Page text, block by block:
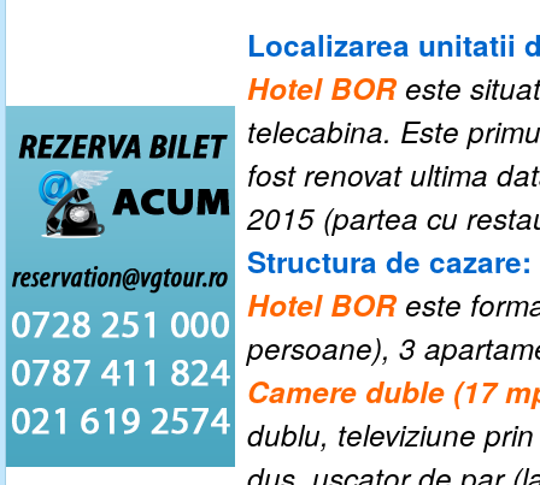
Localizarea unitatii
Hotel BOR este
telecabina. Este
fost renovat ultima
2015 (partea cu
Structura de cazare:
Hotel BOR este
persoane), 3
Camere duble (17
dublu, televiziune